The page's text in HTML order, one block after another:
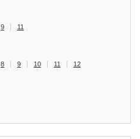
9 11
8 9 10 11 12